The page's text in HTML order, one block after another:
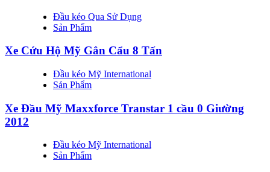
Đầu kéo Qua Sử Dụng
Sản Phẩm
Xe Cứu Hộ Mỹ Gắn Cẩu 8 Tấn
Đầu kéo Mỹ International
Sản Phẩm
Xe Đầu Mỹ Maxxforce Transtar 1 cầu 0 Giường
2012
Đầu kéo Mỹ International
Sản Phẩm